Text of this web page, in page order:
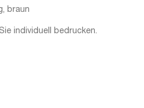
braun
individuell bedrucken.